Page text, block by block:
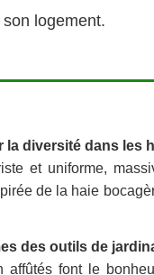
logement.
la diversité dans les
et uniforme,
de la haie
des outils de
affûtés font le